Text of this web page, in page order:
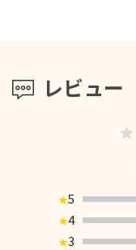
レビュー
★5
★4
★3